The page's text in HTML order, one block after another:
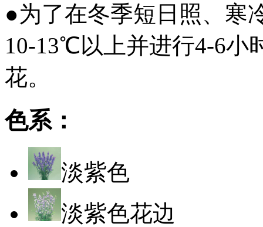
●为了在冬季短日照、寒
10-13℃以上并进行4-6小
花。
色系：
淡紫色
淡紫色花边